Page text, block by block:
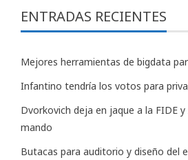
ENTRADAS RECIENTES
Mejores herramientas de bigdata
Infantino tendría los votos para
Dvorkovich deja en jaque a la FIDE
mando
Butacas para auditorio y diseño del